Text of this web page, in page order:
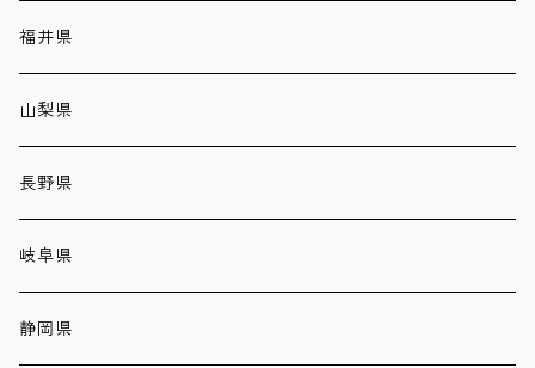
福井県
山梨県
長野県
岐阜県
静岡県